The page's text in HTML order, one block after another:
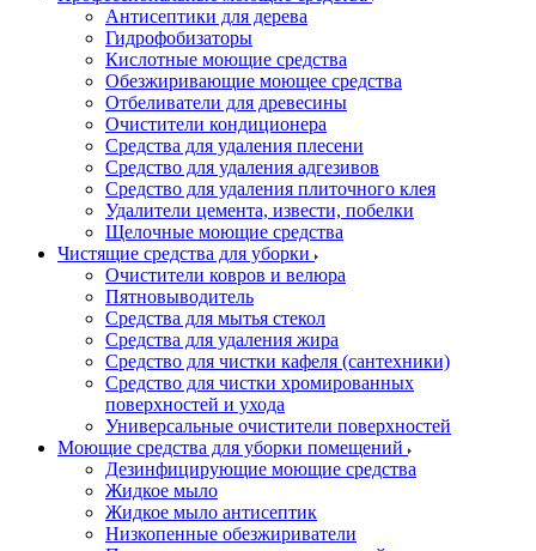
Антисептики для дерева
Гидрофобизаторы
Кислотные моющие средства
Обезжиривающие моющее средства
Отбеливатели для древесины
Очистители кондиционера
Средства для удаления плесени
Средство для удаления адгезивов
Средство для удаления плиточного клея
Удалители цемента, извести, побелки
Щелочные моющие средства
Чистящие средства для уборки
Очистители ковров и велюра
Пятновыводитель
Средства для мытья стекол
Средства для удаления жира
Средство для чистки кафеля (сантехники)
Средство для чистки хромированных
поверхностей и ухода
Универсальные очистители поверхностей
Моющие средства для уборки помещений
Дезинфицирующие моющие средства
Жидкое мыло
Жидкое мыло антисептик
Низкопенные обезжириватели